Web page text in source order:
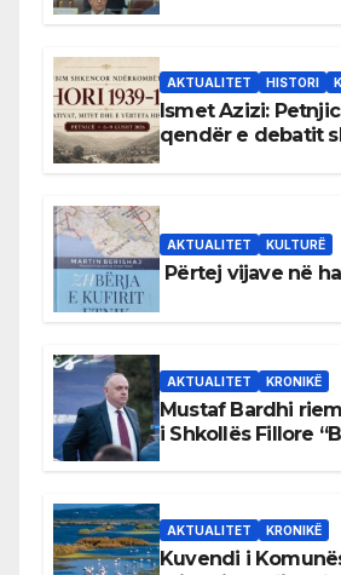
AKTUALITET HISTORI
Ismet Azizi:
qendër e debatit
AKTUALITET KULTURË
Përtej vijave në
AKTUALITET KRONIKË
Mustaf Bardhi
i Shkollës Fillore
AKTUALITET KRONIKË
Kuvendi i